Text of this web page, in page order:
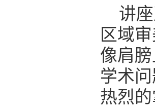
讲
区域
像肩
学术
热烈